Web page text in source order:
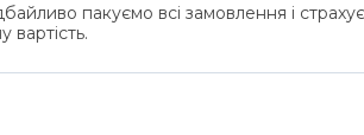
пакуємо всі замовлення і
вартість.